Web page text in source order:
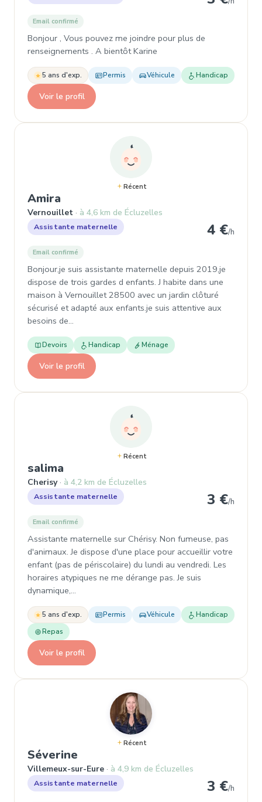
Email confirmé
Bonjour , Vous pouvez me joindre pour plus de
renseignements . A bientôt Karine
5 ans d'exp. Permis Véhicule Handicap
Voir le profil
Récent
Amira
Vernouillet à 4,6 km de Écluzelles
Assistante maternelle 4 €/h
Email confirmé
Bonjour,je suis assistante maternelle depuis 2019,je
dispose de trois gardes d enfants. J habite dans une
maison à Vernouillet 28500 avec un jardin clôturé
sécurisé et adapté aux enfants.je suis attentive aux
besoins de…
Devoirs Handicap Ménage
Voir le profil
Récent
salima
Cherisy à 4,2 km de Écluzelles
Assistante maternelle 3 €/h
Email confirmé
Assistante maternelle sur Chérisy. Non fumeuse, pas
d'animaux. Je dispose d'une place pour accueillir votre
enfant (pas de périscolaire) du lundi au vendredi. Les
horaires atypiques ne me dérange pas. Je suis
dynamique,…
5 ans d'exp. Permis Véhicule
Handicap
Repas
Voir le profil
Récent
Séverine
Villemeux-sur-Eure à 4,9 km de Écluzelles
Assistante maternelle 3 €/h